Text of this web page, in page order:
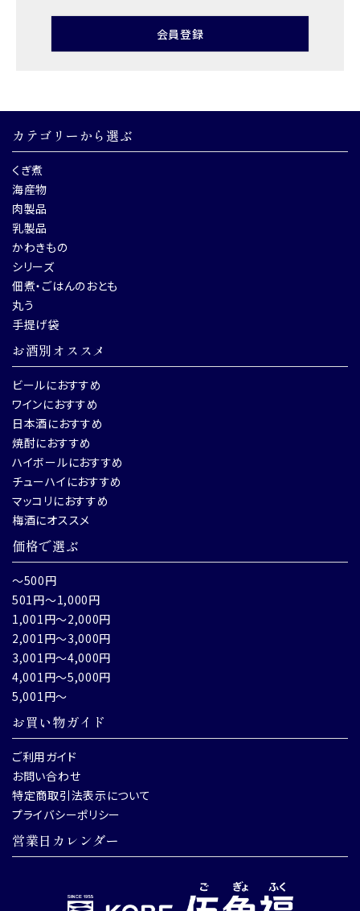
会員登録
カテゴリーから選ぶ
くぎ煮
海産物
肉製品
乳製品
かわきもの
シリーズ
佃煮・ごはんのおとも
丸う
手提げ袋
お酒別オススメ
ビールにおすすめ
ワインにおすすめ
日本酒におすすめ
焼酎におすすめ
ハイボールにおすすめ
チューハイにおすすめ
マッコリにおすすめ
梅酒にオススメ
価格で選ぶ
～500円
501円～1,000円
1,001円～2,000円
2,001円～3,000円
3,001円～4,000円
4,001円～5,000円
5,001円～
お買い物ガイド
ご利用ガイド
お問い合わせ
特定商取引法表示について
プライバシーポリシー
営業日カレンダー